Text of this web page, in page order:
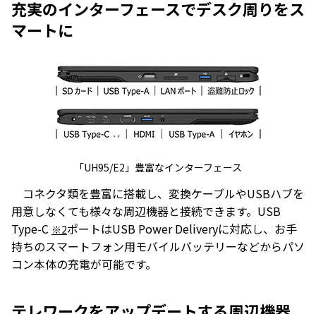
充実のインターフェースでデスク周りをス
マートに
コネクタ類を豊富に搭載し、変換ケーブルやUSBハブを
用意しなくても様々な周辺機器と接続できます。USB
Type-C ※2ポートはUSB Power Deliveryに対応し、お手
持ちのスマートフォン用モバイルバッテリーなどからパソ
コン本体の充電が可能です。
「UH95/E2」豊富なインターフェース